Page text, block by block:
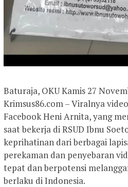
Baturaja, OKU Kamis 27
Krimsus86.com – Viralnya
Facebook Heni Arnita, yang
saat bekerja di RSUD Ibnu
keprihatinan dari berbagai
perekaman dan penyebaran
tepat dan berpotensi
berlaku di Indonesia.